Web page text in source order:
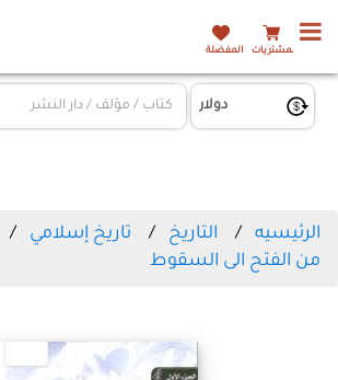
المشتريات المفضلة
الرئيسيه التاريخ تاريخ إسلامي
من الفتح الى السقوط